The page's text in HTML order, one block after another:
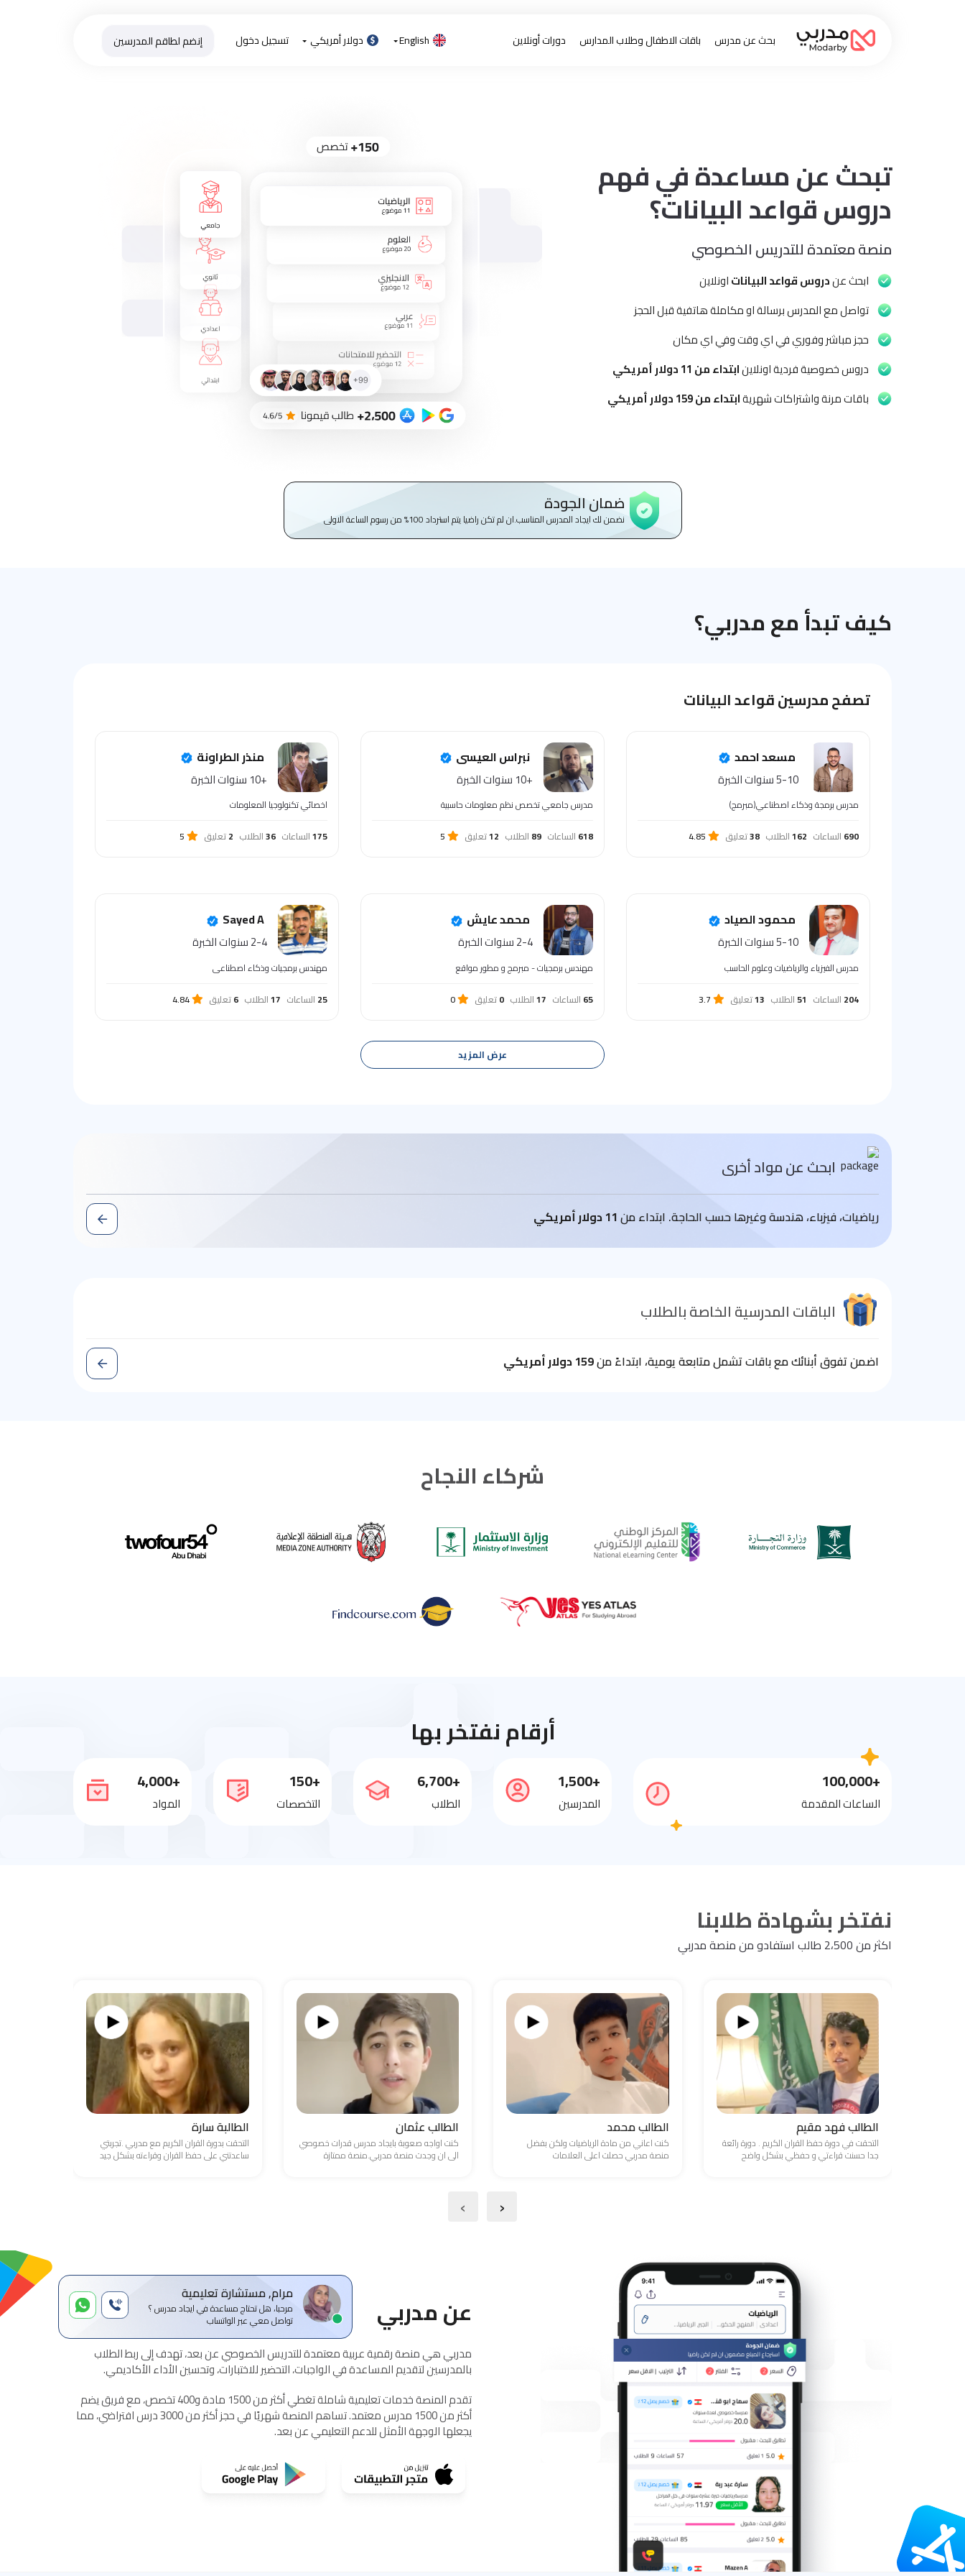
بحث عن مدرس باقات الاطفال وطلاب المدارس دورات أونلاين English دولار أمريكي تسجيل دخول إنضم لطاقم المدرسين
تبحث عن مساعدة في فهم
دروس قواعد البيانات؟
منصة معتمدة للتدريس الخصوصي
ابحث عندروس قواعد البياناتاونلاين
تواصل مع المدرس برسالة او مكاملة هاتفية قبل الحجز
حجز مباشر وفوري في اي وقت وفي اي مكان
دروس خصوصية فردية اونلاينابتداء من 11 دولار أمريكي
باقات مرنة واشتراكات شهريةابتداء من159 دولار أمريكي
ضمان الجودة
نضمن لك ايجاد المدرس المناسب.ان لم تكن راضيا يتم استرداد 100% من رسوم الساعة الاولى
مرام, مستشارة تعليمية
مرحبا، هل تحتاج مساعدة في ايجاد مدرس ؟
تواصل معي عبر الواتساب
كيف تبدأ مع مدربي؟
تصفح مدرسين قواعد البيانات
مسعد احمد
5-10 سنوات الخبرة
مدرس برمجة وذكاء اصطناعي(مبرمج)
690 الساعات 162الطلاب 38تعليق 4.85
نبراس العيسى
+10 سنوات الخبرة
مدرس جامعي تخصص نظم معلومات حاسبية
618 الساعات 89 الطلاب 12تعليق 5
منذر الطراونة
+10 سنوات الخبرة
اخصائي تكنولوجيا المعلومات
175الساعات 36الطلاب 2تعليق 5
محمود الصياد
5-10 سنوات الخبرة
مدرس الفيزياء والرياضيات وعلوم الحاسب
204 الساعات 51الطلاب 13تعليق 3.7
محمد عايش
2-4 سنوات الخبرة
مهندس برمجيات - مبرمج و مطور مواقع
65 الساعات 17الطلاب 0تعليق 0
Sayed A
2-4 سنوات الخبرة
مهندس برمجيات وذكاء اصطناعى
25 الساعات 17الطلاب 6تعليق 4.84
عرض المزيد
ابحث عن مواد أخرى
رياضيات، فيزباء، هندسة وغيرها حسب الحاجة. ابتداء من11 دولار أمريكي
الباقات المدرسية الخاصة بالطلاب
اضمن تفوق أبنائك مع باقات تشمل متابعة يومية، ابتداءً من159 دولار أمريكي
شركاء النجاح
أرقام نفتخر بها
+100,000
الساعات المقدمة
+1,500
المدرسين
+6,700
الطلاب
+150
التخصصات
+4,000
المواد
نفتخر بشهادة طلابنا
اكثر من 2،500 طالب استفادو من منصة مدربي
الطالب فهد مقيم
التحقت في دورة حفظ القران الكريم . دورة رائعة
جدا حسنت قراءتي و حفظي بشكل واضح
الطالب محمد
كنت اعاني من مادة الرياضيات ولكن بفضل
منصة مدربي حصلت اعلى العلامات
الطالب عثمان
كنت اواجه صعوبة بايجاد مدرس قدرات خصوصي
الى ان وجدت منصة مدربي.منصة ممتازة
الطالبة سارة
التحقت بدورة القران الكريم مع مدربي .تجربتي
ساعدتني على حفظ القران وقراءته بشكل جيد
‹
›
عن مدربي
مدربي هي منصة رقمية عربية معتمدة للتدريس الخصوصي عن بعد، تهدف إلى ربط الطلاب
بالمدرسين لتقديم المساعدة في الواجبات، التحضير للاختبارات، وتحسين الأداء الأكاديمي.
تقدم المنصة خدمات تعليمية شاملة تغطي أكثر من 1500 مادة و400 تخصص، مع فريق يضم
أكثر من 1500 مدرس معتمد. تساهم المنصة شهريًا في حجز أكثر من 3000 درس افتراضي، مما
يجعلها الوجهة الأمثل للدعم التعليمي عن بعد.